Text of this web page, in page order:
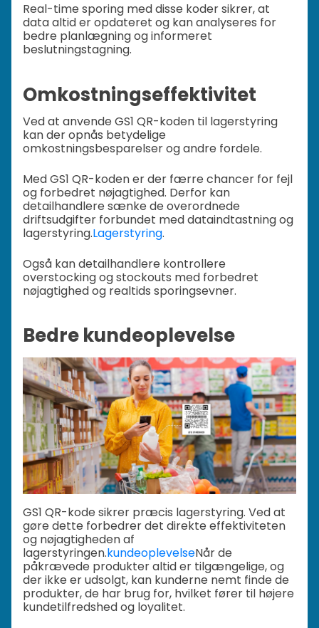
Real-time sporing med disse koder sikrer, at
data altid er opdateret og kan analyseres for
bedre planlægning og informeret
beslutningstagning.
Omkostningseffektivitet
Ved at anvende GS1 QR-koden til lagerstyring
kan der opnås betydelige
omkostningsbesparelser og andre fordele.
Med GS1 QR-koden er der færre chancer for fejl
og forbedret nøjagtighed. Derfor kan
detailhandlere sænke de overordnede
driftsudgifter forbundet med dataindtastning og
lagerstyring.Lagerstyring.
Også kan detailhandlere kontrollere
overstocking og stockouts med forbedret
nøjagtighed og realtids sporingsevner.
Bedre kundeoplevelse
GS1 QR-kode sikrer præcis lagerstyring. Ved at
gøre dette forbedrer det direkte effektiviteten
og nøjagtigheden af
lagerstyringen.kundeoplevelseNår de
påkrævede produkter altid er tilgængelige, og
der ikke er udsolgt, kan kunderne nemt finde de
produkter, de har brug for, hvilket fører til højere
kundetilfredshed og loyalitet.